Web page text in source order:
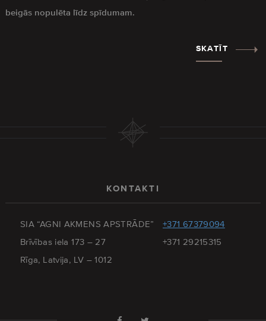
beigās nopulēta līdz spīdumam.
SKATĪT
KONTAKTI
SIA “AGNI AKMENS APSTRĀDE”
Brīvības iela 173 – 27
Rīga, Latvija, LV – 1012
+371 67379094
+371 29215315